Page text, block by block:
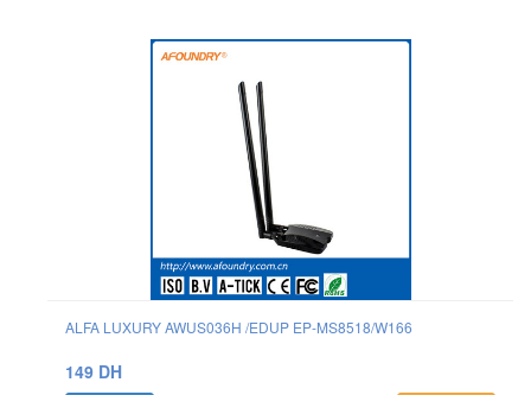
ALFA LUXURY AWUS036H /EDUP EP-MS8518/W166
149 DH